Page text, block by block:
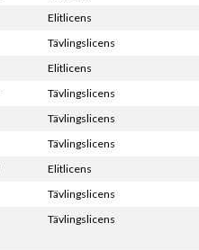
Elitlicens
Tävlingslicens
Elitlicens
Tävlingslicens
Tävlingslicens
Tävlingslicens
Elitlicens
Tävlingslicens
Tävlingslicens